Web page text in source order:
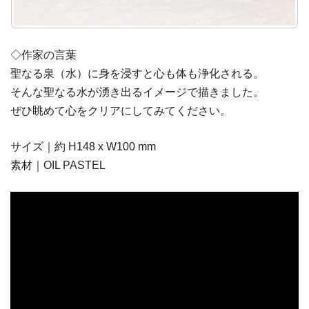
◇作家の言葉
聖なる泉（水）に身を浸すと心も体も浄化される。
そんな聖なる水が湧き出るイメージで描きました。
ぜひ眺めて心をクリアにしてみてください。
サイズ｜約 H148 x W100 mm
素材｜OIL PASTEL